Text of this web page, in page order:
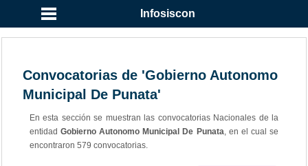
Infosiscon
Convocatorias de 'Gobierno Autonomo
Municipal De Punata'
En esta sección se muestran las convocatorias Nacionales de la
entidadGobierno Autonomo Municipal De Punata, en el cual se
encontraron 579 convocatorias.